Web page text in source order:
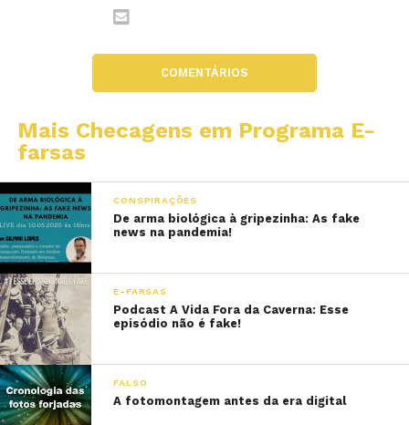
COMENTÁRIOS
Mais Checagens em Programa E-
farsas
CONSPIRAÇÕES
De arma biológica à gripezinha: As fake
news na pandemia!
E-FARSAS
Podcast A Vida Fora da Caverna: Esse
episódio não é fake!
FALSO
A fotomontagem antes da era digital